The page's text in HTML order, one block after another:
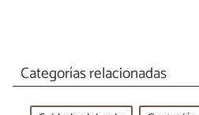
Categorías relacionadas